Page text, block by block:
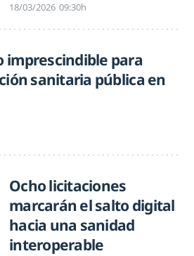
18/03/2026 09:30h
imprescindible para
sanitaria pública en
Ocho licitaciones
marcarán el salto digital
hacia una sanidad
interoperable